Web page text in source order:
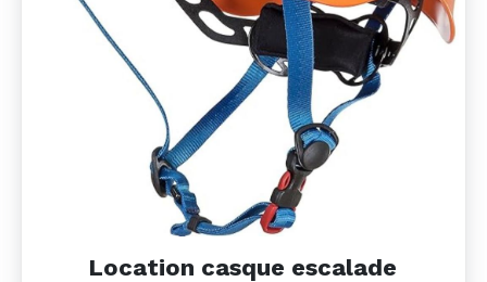
Location casque escalade